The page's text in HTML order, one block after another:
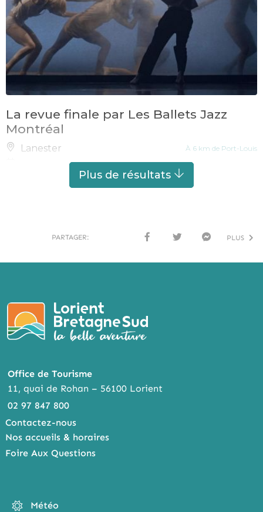
La revue finale par Les Ballets Jazz
Montréal
Lanester À 6 km de Port-Louis
31 MARS 2027
Plus de résultats
PARTAGER:
PLUS
Office de Tourisme
11, quai de Rohan – 56100 Lorient
02 97 847 800
Contactez-nous
Nos accueils & horaires
Foire Aux Questions
Météo